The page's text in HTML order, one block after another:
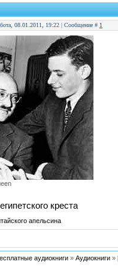
08.01.2011, 19:22 | Сообщение # 1
креста
апельсина
аудиокниги » Аудиокниги »